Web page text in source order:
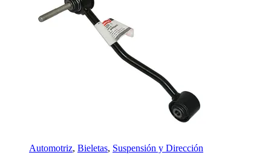
Automotriz, Bieletas, Suspensión y Dirección